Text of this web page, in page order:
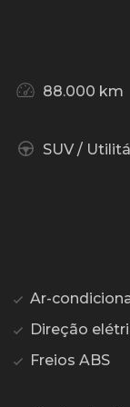
88.000 km
SUV /
Ar-
Direção
Freios ABS